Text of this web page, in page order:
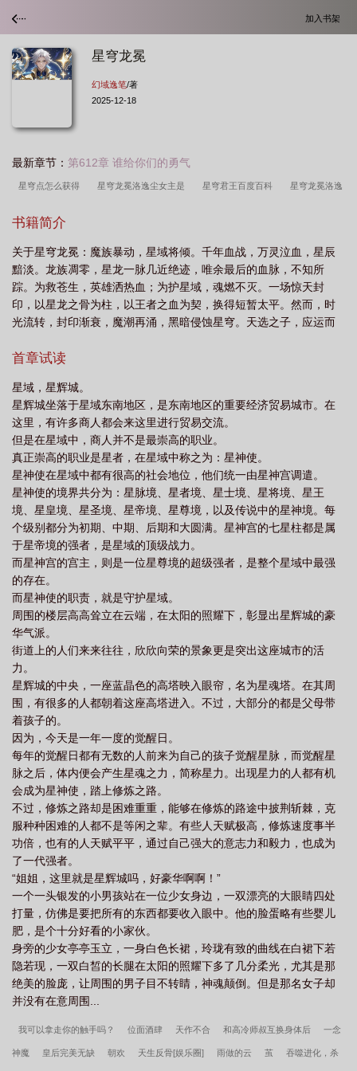
加入书架
星穹龙冕
幻域逸笔/著
2025-12-18
最新章节： 第612章 谁给你们的勇气
星穹点怎么获得 星穹龙冕洛逸尘女主是 星穹君王百度百科 星穹龙冕洛逸
龙冕女主最后和谁在一起了
星 星穹圣诗特效 星穹龙冕百度百科 星穹圣诗什么时候返场 星穹龙冕
TXT全集 星穹mydei 星穹龙图三变 星穹圣诗需要多少水晶
书籍简介
关于星穹龙冕：魔族暴动，星域将倾。千年血战，万灵泣血，星辰
黯淡。龙族凋零，星龙一脉几近绝迹，唯余最后的血脉，不知所
踪。为救苍生，英雄洒热血；为护星域，魂燃不灭。一场惊天封
印，以星龙之骨为柱，以王者之血为契，换得短暂太平。然而，时
光流转，封印渐衰，魔潮再涌，黑暗侵蚀星穹。天选之子，应运而
他觉醒，群星震颤，龙吟响彻九霄！破碎的王座等待重铸，失落的
渊，以王者之姿，重临星域之巅。此战，要么星龙陨落，王权永
寂！要么龙冕加身，万魔俯首！
首章试读
星域，星辉城。
星辉城坐落于星域东南地区，是东南地区的重要经济贸易城市。在
这里，有许多商人都会来这里进行贸易交流。
但是在星域中，商人并不是最崇高的职业。
真正崇高的职业是星者，在星域中称之为：星神使。
星神使在星域中都有很高的社会地位，他们统一由星神宫调遣。
星神使的境界共分为：星脉境、星者境、星士境、星将境、星王
境、星皇境、星圣境、星帝境、星尊境，以及传说中的星神境。每
个级别都分为初期、中期、后期和大圆满。星神宫的七星柱都是属
于星帝境的强者，是星域的顶级战力。
而星神宫的宫主，则是一位星尊境的超级强者，是整个星域中最强
的存在。
而星神使的职责，就是守护星域。
周围的楼层高高耸立在云端，在太阳的照耀下，彰显出星辉城的豪
华气派。
街道上的人们来来往往，欣欣向荣的景象更是突出这座城市的活
力。
星辉城的中央，一座蓝晶色的高塔映入眼帘，名为星魂塔。在其周
围，有很多的人都朝着这座高塔进入。不过，大部分的都是父母带
着孩子的。
因为，今天是一年一度的觉醒日。
每年的觉醒日都有无数的人前来为自己的孩子觉醒星脉，而觉醒星
脉之后，体内便会产生星魂之力，简称星力。出现星力的人都有机
会成为星神使，踏上修炼之路。
不过，修炼之路却是困难重重，能够在修炼的路途中披荆斩棘，克
服种种困难的人都不是等闲之辈。有些人天赋极高，修炼速度事半
功倍，也有的人天赋平平，通过自己强大的意志力和毅力，也成为
了一代强者。
“姐姐，这里就是星辉城吗，好豪华啊啊！”
一个一头银发的小男孩站在一位少女身边，一双漂亮的大眼睛四处
打量，仿佛是要把所有的东西都要收入眼中。他的脸蛋略有些婴儿
肥，是个十分好看的小家伙。
身旁的少女亭亭玉立，一身白色长裙，玲珑有致的曲线在白裙下若
隐若现，一双白皙的长腿在太阳的照耀下多了几分柔光，尤其是那
绝美的脸庞，让周围的男子目不转睛，神魂颠倒。但是那名女子却
并没有在意周围...
我可以拿走你的触手吗？ 位面酒肆 天作不合 和高冷师叔互换身体后 一念
神魔 皇后完美无缺 朝欢 天生反骨[娱乐圈] 雨做的云 茧 吞噬进化，杀